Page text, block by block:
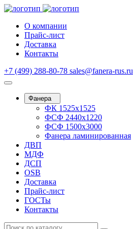
О компании
Прайс-лист
Доставка
Контакты
+7 (499) 288-80-78 sales@fanera-rus.ru
Фанера
ФК 1525х1525
ФСФ 2440х1220
ФСФ 1500х3000
Фанера ламинированная
ДВП
МДФ
ДСП
OSB
Доставка
Прайс-лист
ГОСТы
Контакты